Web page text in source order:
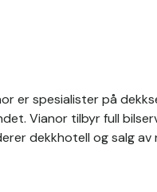
er spesialister på
Vianor tilbyr full
dekkhotell og salg av